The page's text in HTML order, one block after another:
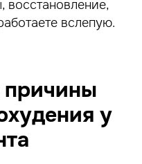
восстановление,
вслепую.
у